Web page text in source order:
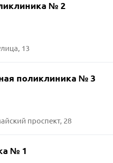
№ 2
13
поликлиника № 3
проспект, 28
№ 1